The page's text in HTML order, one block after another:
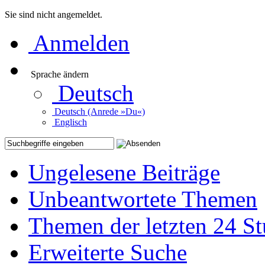
Sie sind nicht angemeldet.
Anmelden
Sprache ändern
Deutsch
Deutsch (Anrede »Du«)
Englisch
Ungelesene Beiträge
Unbeantwortete Themen
Themen der letzten 24
Erweiterte Suche